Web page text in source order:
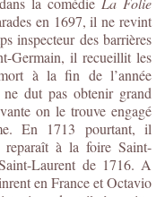
en 1697, il ne revint
inspecteur des barrières
Germain, il recueillit les
à la fin de l’année
dut pas obtenir grand
on le trouve engagé
En 1713 pourtant, il
reparaît à la foire Saint-
Laurent de 1716. A
en France et Octavio